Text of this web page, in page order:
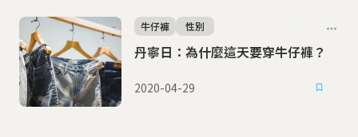
丹寧日：為什麼這天要穿牛仔褲？
牛仔褲 性別
2020-04-29